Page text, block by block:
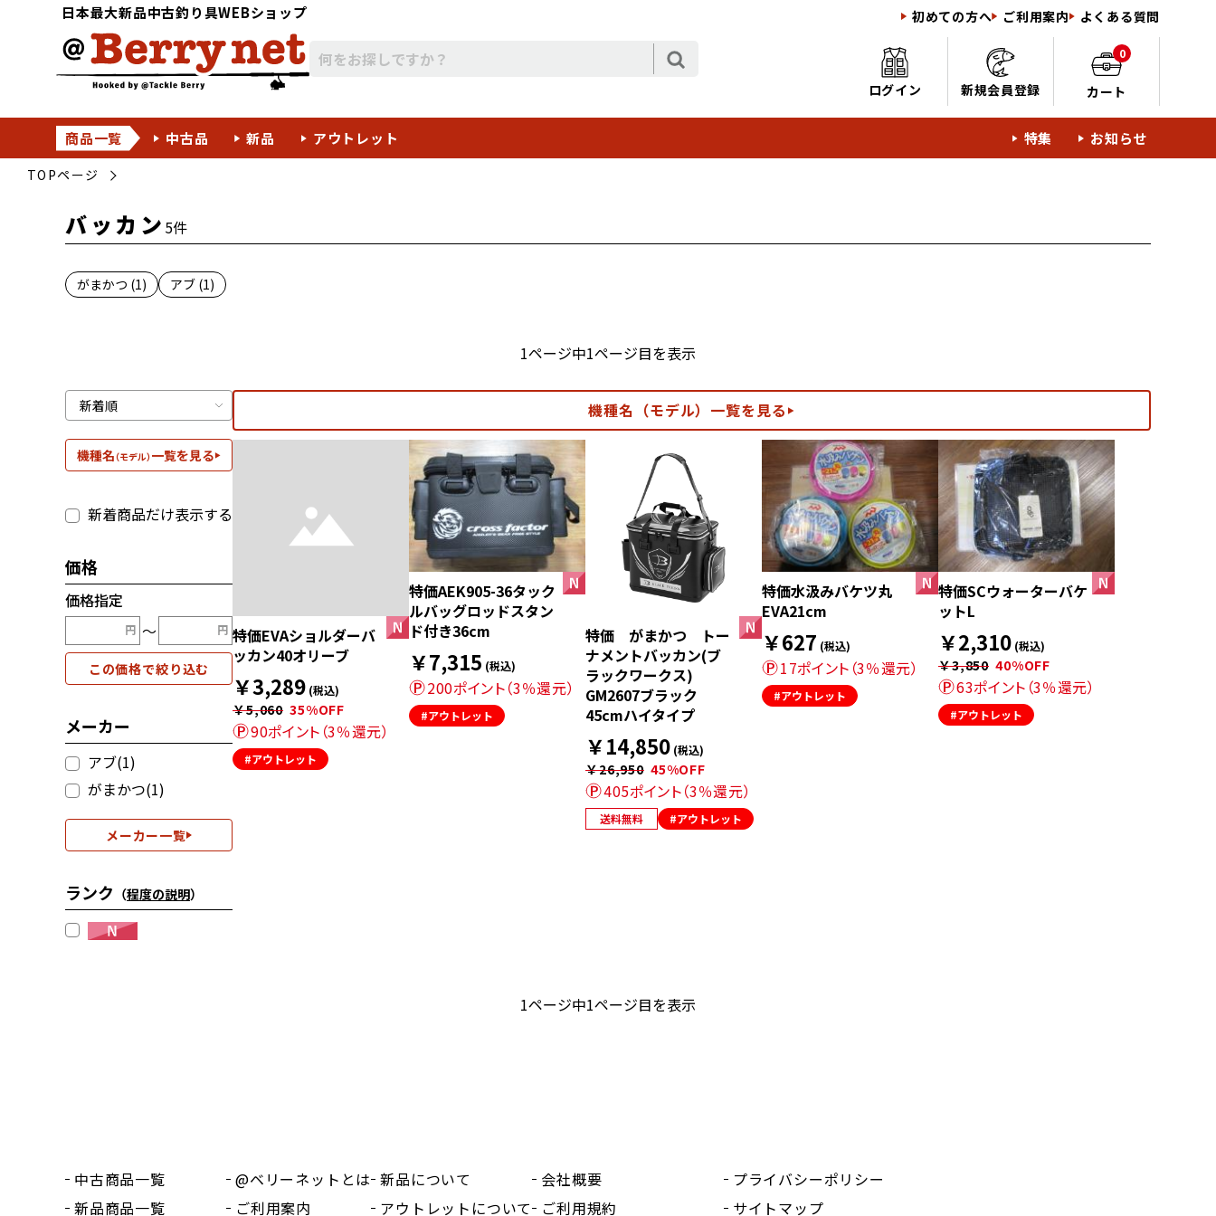
日本最大新品中古釣り具WEBショップ 初めての方へ ご利用案内 よくある質問
ログイン 新規会員登録
0
カート
商品一覧 中古品 新品 アウトレット 特集 お知らせ
TOPページ
バッカン 5件
がまかつ (1) アブ (1)
1ページ中1ページ目を表示
機種名（モデル）一覧を見る
新着商品だけ表示する
価格
価格指定
〜
この価格で絞り込む
メーカー
アブ(1)
がまかつ(1)
メーカー一覧
ランク （程度の説明）
機種名（モデル）一覧を見る
特価EVAショルダーバ
ッカン40オリーブ
￥3,289 (税込)
￥5,060 35%OFF
90ポイント（3％還元）
#アウトレット
特価AEK905-36タック
ルバッグロッドスタン
ド付き36cm
￥7,315 (税込)
200ポイント（3％還元）
#アウトレット
特価 がまかつ トー
ナメントバッカン(ブ
ラックワークス)
GM2607ブラック
45cmハイタイプ
￥14,850 (税込)
￥26,950 45%OFF
405ポイント（3％還元）
送料無料 #アウトレット
特価水汲みバケツ丸
EVA21cm
￥627 (税込)
17ポイント（3％還元）
#アウトレット
特価SCウォーターバケ
ットL
￥2,310 (税込)
￥3,850 40%OFF
63ポイント（3％還元）
#アウトレット
1ページ中1ページ目を表示
中古商品一覧
新品商品一覧
@ベリーネットとは
ご利用案内
新品について
アウトレットについて
会社概要
ご利用規約
プライバシーポリシー
サイトマップ